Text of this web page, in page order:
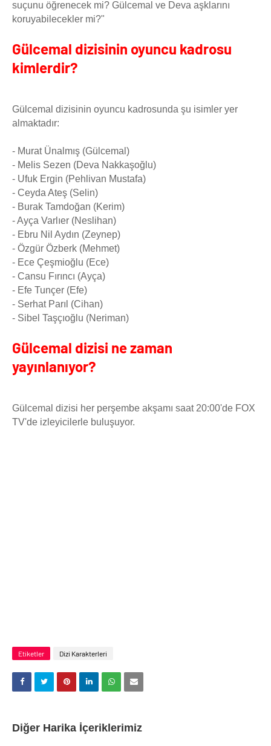
suçunu öğrenecek mi? Gülcemal ve Deva aşklarını
koruyabilecekler mi?"
Gülcemal dizisinin oyuncu kadrosu
kimlerdir?
Gülcemal dizisinin oyuncu kadrosunda şu isimler yer
almaktadır:
- Murat Ünalmış (Gülcemal)
- Melis Sezen (Deva Nakkaşoğlu)
- Ufuk Ergin (Pehlivan Mustafa)
- Ceyda Ateş (Selin)
- Burak Tamdoğan (Kerim)
- Ayça Varlıer (Neslihan)
- Ebru Nil Aydın (Zeynep)
- Özgür Özberk (Mehmet)
- Ece Çeşmioğlu (Ece)
- Cansu Fırıncı (Ayça)
- Efe Tunçer (Efe)
- Serhat Parıl (Cihan)
- Sibel Taşçıoğlu (Neriman)
Gülcemal dizisi ne zaman
yayınlanıyor?
Gülcemal dizisi her perşembe akşamı saat 20:00'de FOX
TV'de izleyicilerle buluşuyor.
Etiketler Dizi Karakterleri
Diğer Harika İçeriklerimiz